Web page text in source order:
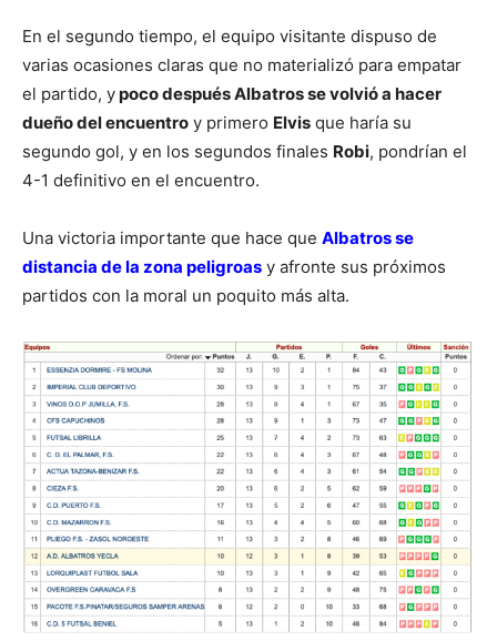
En el segundo tiempo, el equipo visitante dispuso de
varias ocasiones claras que no materializó para empatar
el partido, ypoco después Albatros se volvió a hacer
dueño del encuentro y primero Elvis que haría su
segundo gol, y en los segundos finales Robi, pondrían el
4-1 definitivo en el encuentro.
Una victoria importante que hace que Albatros se
distancia de la zona peligroas y afronte sus próximos
partidos con la moral un poquito más alta.